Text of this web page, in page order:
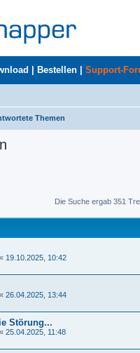
Bestellen Support-
Themen
Die Suche ergab 351
« 19.10.2025, 10:42
« 26.04.2025, 13:44
Störung...
« 25.04.2025, 11:48